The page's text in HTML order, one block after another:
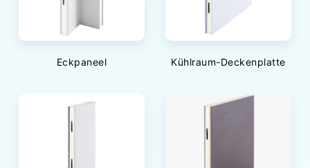
Eckpaneel Kühlraum-Deckenplatte